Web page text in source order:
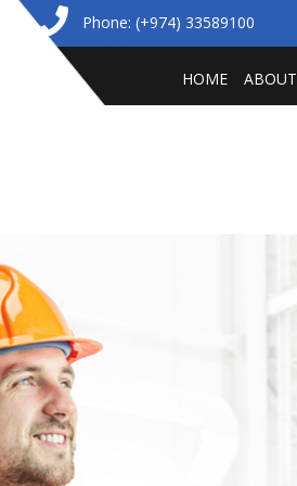
Phone: (+974) 33589100
HOME ABOUT